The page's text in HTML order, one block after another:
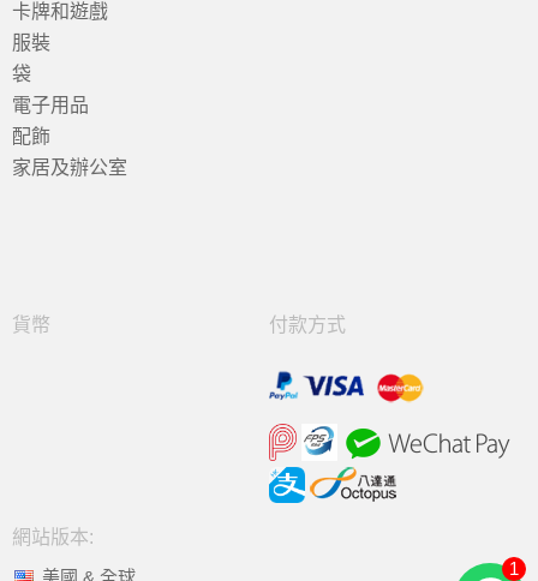
卡牌和遊戲
服裝
袋
電子用品
配飾
家居及辦公室
貨幣 付款方式
網站版本:
美國 & 全球
1